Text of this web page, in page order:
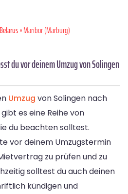
Belarus» Maribor (Marburg)
du vor deinem Umzug von Solingen
Umzug von Solingen nach
es eine Reihe von
du beachten solltest.
vor deinem Umzugstermin
zu prüfen und zu
solltest du auch deinen
kündigen und